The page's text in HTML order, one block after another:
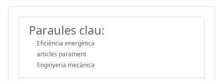
Paraules clau:
Eficiència energètica
articles parament
Enginyeria mecànica